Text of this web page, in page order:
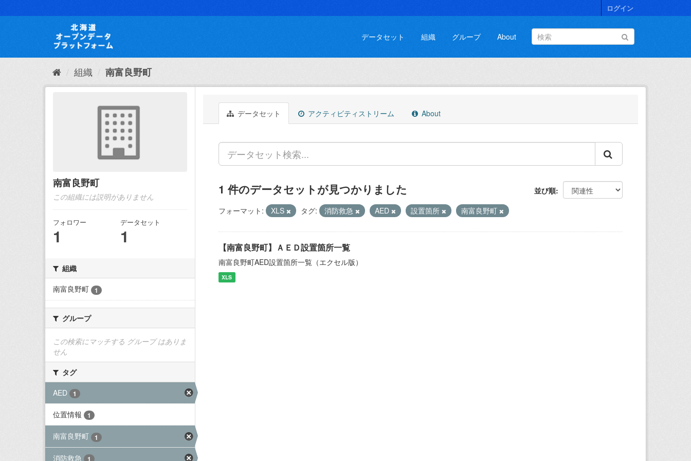
キ
て
ログイン
データセット 組織 グループ About
組織 南富良野町
南富良野町
この組織には説明がありません
フォロワー
1
データセット
1
組織
南富良野町
1
グループ
この検索にマッチする グループ はありま
せん
タグ
AED
1
位置情報 1
南富良野町 1
消防救急 1
データセット アクティビティストリーム About
並び順
1 件のデータセットが見つかりました
フォーマット: XLS タグ: 消防救急 AED 設置箇所 南富良野町
【南富良野町】ＡＥＤ設置箇所一覧
南富良野町AED設置箇所一覧（エクセル版）
XLS